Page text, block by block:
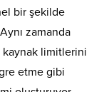
bir şekilde
zamanda
limitlerini
etme gibi